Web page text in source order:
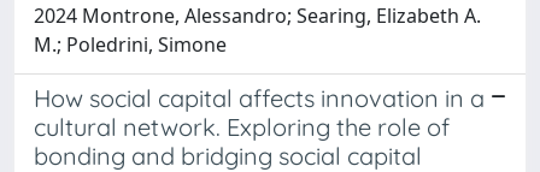
2024 Montrone, Alessandro; Searing, Elizabeth A.
M.; Poledrini, Simone
How social capital affects innovation in a
cultural network. Exploring the role of
bonding and bridging social capital